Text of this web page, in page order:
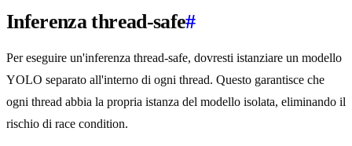
Inferenza thread-safe#
Per eseguire un'inferenza thread-safe, dovresti istanziare un modello
YOLO separato all'interno di ogni thread. Questo garantisce che
ogni thread abbia la propria istanza del modello isolata, eliminando il
rischio di race condition.